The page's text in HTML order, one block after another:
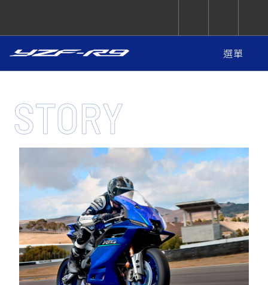
依風格 依排氣量
Super
Sport
Hyper
Naked
YZF-R9
YZF-R7
550+
YZF-R3
MT-
Y-
AMT
550+
MT-
09
550+
MT-
07
MT-
07
XSR
700
XSR
155
150
依風格 依排氣量
Premium Sport Fashion
TMAX
XMAX
251~549
NMAX
CYGNUS
XR
150
CYGNUS
X
125
Limi
Vinoora
125
BW'S
125
PW50
50
AXIS
Z /
Zii
125
JOG
125
CUXiE
2.5 kw
追蹤愛車
我的愛車 瀏覽紀錄
選單
選購配件
規格
圖集
STORY